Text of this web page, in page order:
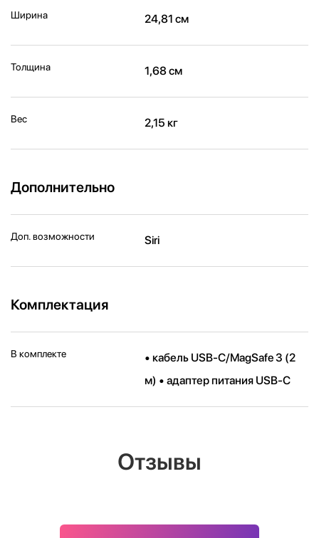
Ширина 24,81 см
Толщина 1,68 см
Вес 2,15 кг
Дополнительно
Доп. возможности Siri
Комплектация
В комплекте
• кабель USB-C/MagSafe 3 (2
м) • адаптер питания USB-C
Отзывы